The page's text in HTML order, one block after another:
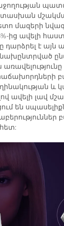
մազերի
ից ավելի
դարձրել է
և
ավելի լավ
են